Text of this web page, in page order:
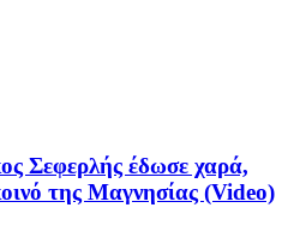
Σεφερλής έδωσε χαρά,
της Μαγνησίας (Video)